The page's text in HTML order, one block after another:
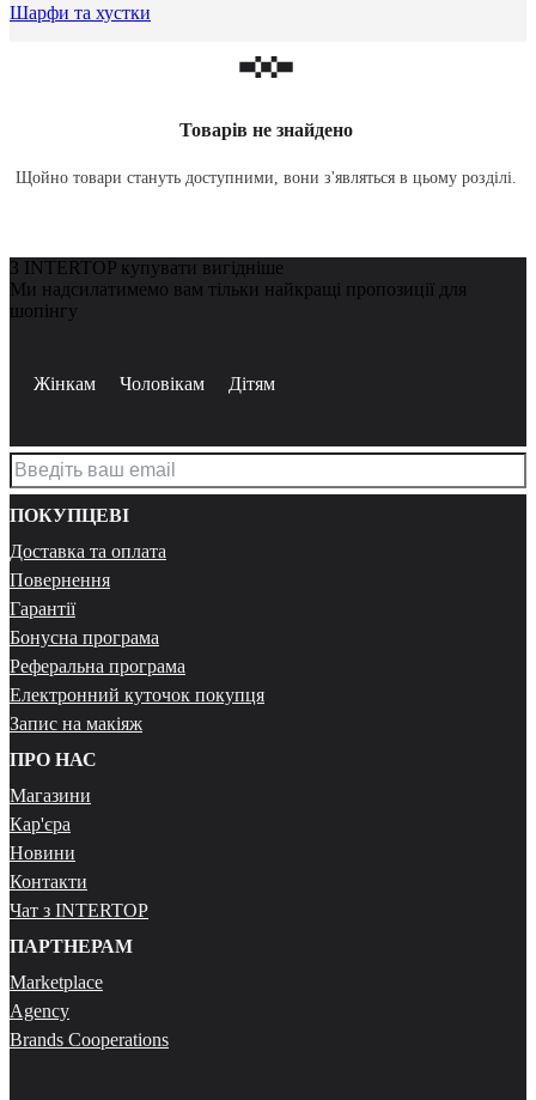
Шарфи та хустки
Товарів не знайдено
Щойно товари стануть доступними, вони з'являться в цьому розділі.
З INTERTOP купувати вигідніше
Ми надсилатимемо вам тільки найкращі пропозиції для
шопінгу
Жінкам Чоловікам Дітям
ПОКУПЦЕВІ
Доставка та оплата
Повернення
Гарантії
Бонусна програма
Реферальна програма
Електронний куточок покупця
Запис на макіяж
ПРО НАС
Магазини
Кар'єра
Новини
Контакти
Чат з INTERTOP
ПАРТНЕРАМ
Marketplace
Agency
Brands Cooperations